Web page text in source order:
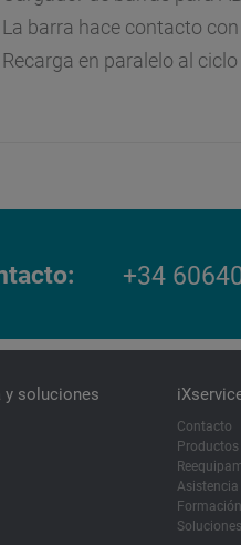
La barra hace contacto
Recarga en paralelo al ciclo
+34
y soluciones
Contacto
Productos
Formación